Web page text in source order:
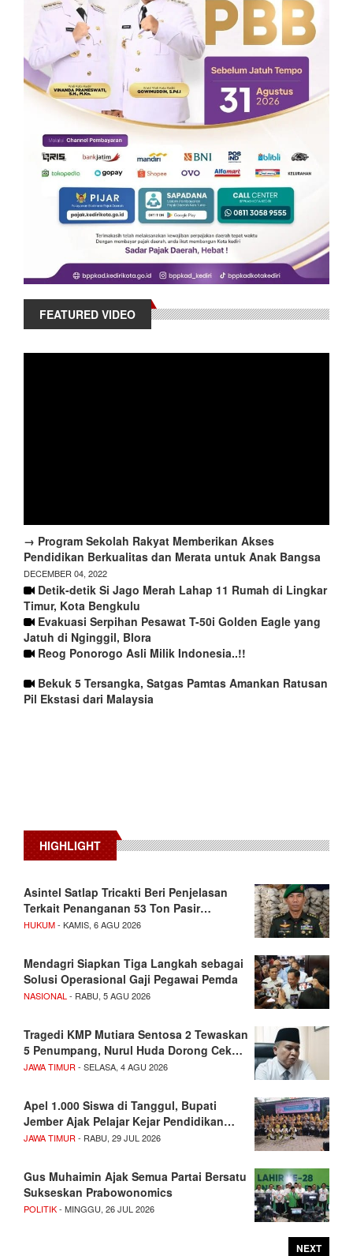
FEATURED VIDEO
→ Program Sekolah Rakyat Memberikan Akses
Pendidikan Berkualitas dan Merata untuk Anak Bangsa
DECEMBER 04, 2022
Detik-detik Si Jago Merah Lahap 11 Rumah di Lingkar
Timur, Kota Bengkulu
Evakuasi Serpihan Pesawat T-50i Golden Eagle yang
Jatuh di Nginggil, Blora
Reog Ponorogo Asli Milik Indonesia..!!
Bekuk 5 Tersangka, Satgas Pamtas Amankan Ratusan
Pil Ekstasi dari Malaysia
HIGHLIGHT
Asintel Satlap Tricakti Beri Penjelasan
Terkait Penanganan 53 Ton Pasir…
HUKUM- KAMIS, 6 AGU 2026
Mendagri Siapkan Tiga Langkah sebagai
Solusi Operasional Gaji Pegawai Pemda
NASIONAL - RABU, 5 AGU 2026
Tragedi KMP Mutiara Sentosa 2 Tewaskan
5 Penumpang, Nurul Huda Dorong Cek…
JAWA TIMUR - SELASA, 4 AGU 2026
Apel 1.000 Siswa di Tanggul, Bupati
Jember Ajak Pelajar Kejar Pendidikan…
JAWA TIMUR - RABU, 29 JUL 2026
Gus Muhaimin Ajak Semua Partai Bersatu
Sukseskan Prabowonomics
POLITIK- MINGGU, 26 JUL 2026
NEXT